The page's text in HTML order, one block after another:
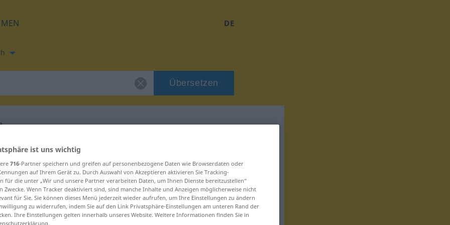
DE
Übersetzen
für "alchymie"
ist uns wichtig
716-Partner speichern und greifen auf personenbezogene Daten wie Browserdaten oder
auf Ihrem Gerät zu. Durch Auswahl von Akzeptieren aktivieren Sie Tracking-
für die unter „Wir und unsere Partner verarbeiten Daten, um Ihnen Dienste bereitzustellen“
Zwecke. Wenn Tracker deaktiviert sind, sind manche Inhalte und Anzeigen möglicherweise nicht
für Sie. Sie können dieses Menü jederzeit wieder aufrufen, um Ihre Einstellungen zu ändern
zu widerrufen, indem Sie auf den Link Privatsphäre-Einstellungen am unteren Rand der
Ihre Einstellungen gelten innerhalb unseres Website. Weitere Informationen finden Sie in